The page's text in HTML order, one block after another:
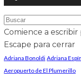
Comience a
Escape para cerrar
Adriana Bonoldi Adriana
Aeropuerto de El Plumerillo